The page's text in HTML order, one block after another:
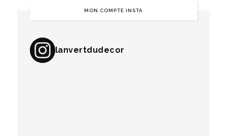
MON COMPTE INSTA
lanvertdudecor